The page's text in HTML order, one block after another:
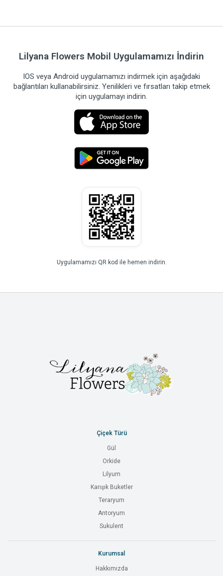
Lilyana Flowers Mobil Uygulamamızı İndirin
IOS veya Android uygulamamızı indirmek için aşağıdaki
bağlantıları kullanabilirsiniz. Yenilikleri ve fırsatları takip etmek
için uygulamayı indirin.
Uygulamamızı QR kod ile hemen indirin.
Çiçek Türü
Gül
Orkide
Lilyum
Karışık Buketler
Teraryum
Antoryum
Sukulent
Kurumsal
Hakkımızda